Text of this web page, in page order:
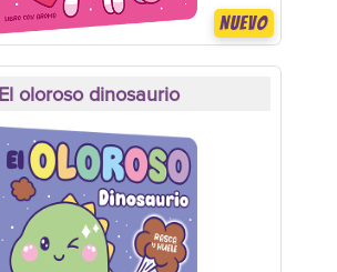
NUEVO
El oloroso dinosaurio